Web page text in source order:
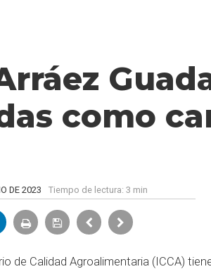
como
DE 2023 Tiempo de lectura: 3 min
de Calidad Agroalimentaria (ICCA)